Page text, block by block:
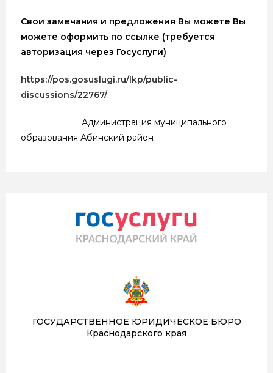
Свои замечания и предложения Вы можете Вы
можете оформить по ссылке (требуется
авторизация через Госуслуги)
https://pos.gosuslugi.ru/lkp/public-
discussions/22767/
Администрация муниципального
образования Абинский район
ГОСУДАРСТВЕННОЕ ЮРИДИЧЕСКОЕ БЮРО
Краснодарского края